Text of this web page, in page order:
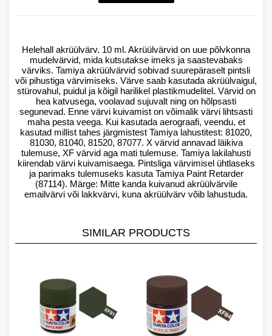
Helehall akrüülvärv. 10 ml. Akrüülvärvid on uue põlvkonna
mudelvärvid, mida kutsutakse imeks ja saastevabaks
värviks. Tamiya akrüülvärvid sobivad suurepäraselt pintsli
või pihustiga värvimiseks. Värve saab kasutada akrüülvaigul,
stürovahul, puidul ja kõigil harilikel plastikmudelitel. Värvid on
hea katvusega, voolavad sujuvalt ning on hõlpsasti
segunevad. Enne värvi kuivamist on võimalik värvi lihtsasti
maha pesta veega. Kui kasutada aerograafi, veendu, et
kasutad millist tahes järgmistest Tamiya lahustitest: 81020,
81030, 81040, 81520, 87077. X värvid annavad läikiva
tulemuse, XF värvid aga mati tulemuse. Tamiya lakilahusti
kiirendab värvi kuivamisaega. Pintsliga värvimisel ühtlaseks
ja parimaks tulemuseks kasuta Tamiya Paint Retarder
(87114). Märge: Mitte kanda kuivanud akrüülvärvile
emailvärvi või lakkvärvi, kuna akrüülvärv võib lahustuda.
SIMILAR PRODUCTS